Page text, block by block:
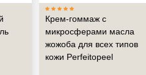
Крем-гоммаж с
микросферами масла
жожоба для всех типов
кожи Perfeitopeel